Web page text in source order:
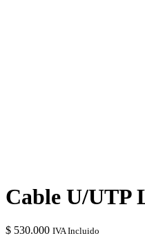
Cable U/UTP
$ 530.000 IVA Incluido